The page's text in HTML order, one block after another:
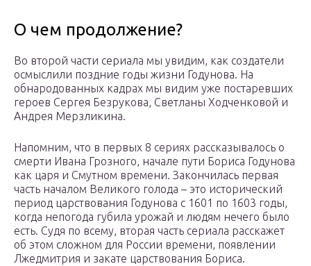
О чем продолжение?
Во второй части сериала мы увидим, как создатели
осмыслили поздние годы жизни Годунова. На
обнародованных кадрах мы видим уже постаревших
героев Сергея Безрукова, Светланы Ходченковой и
Андрея Мерзликина.
Напомним, что в первых 8 сериях рассказывалось о
смерти Ивана Грозного, начале пути Бориса Годунова
как царя и Смутном времени. Закончилась первая
часть началом Великого голода – это исторический
период царствования Годунова с 1601 по 1603 годы,
когда непогода губила урожай и людям нечего было
есть. Судя по всему, вторая часть сериала расскажет
об этом сложном для России времени, появлении
Лжедмитрия и закате царствования Бориса.